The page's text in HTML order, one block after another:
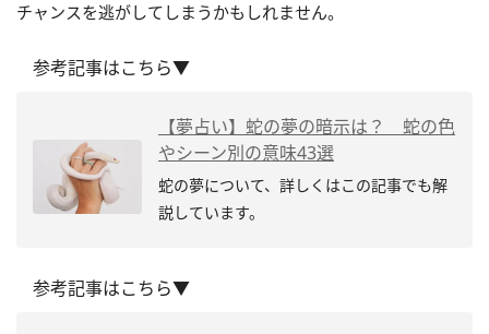
チャンスを逃がしてしまうかもしれません。
参考記事はこちら▼
【夢占い】蛇の夢の暗示は？ 蛇の色
やシーン別の意味43選
蛇の夢について、詳しくはこの記事でも解
説しています。
参考記事はこちら▼